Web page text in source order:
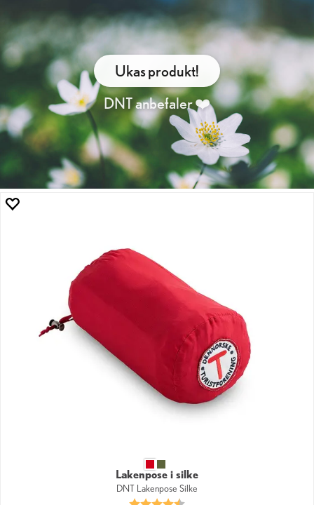
Ukas produkt!
DNT anbefaler ❤️
Lakenpose i silke
DNT Lakenpose Silke
Karakter: